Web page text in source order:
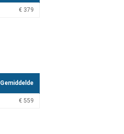
€ 379
Gemiddelde
€ 559